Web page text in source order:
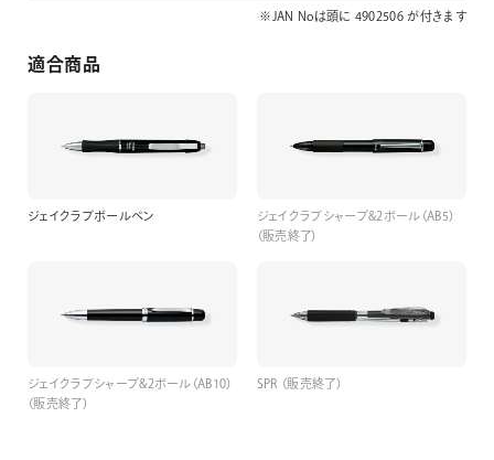
※JAN Noは頭に 4902506 が付きます
適合商品
ジェイクラブボールペン
ジェイクラブシャープ&2ボール（AB5）
（販売終了）
ジェイクラブシャープ&2ボール（AB10）
（販売終了）
SPR （販売終了）